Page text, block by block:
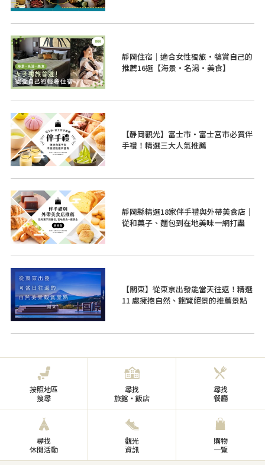
靜岡住宿｜適合女性獨旅・犒賞自己的
推薦16選【海景・名湯・美食】
【靜岡觀光】富士市・富士宮市必買伴
手禮！精選三大人氣推薦
靜岡縣精選18家伴手禮與外帶美食店｜
從和菓子、麵包到在地美味一網打盡
【關東】從東京出發能當天往返！精選
11 處擁抱自然、飽覽絕景的推薦景點
按照地區
搜尋
尋找
旅館・飯店
尋找
餐廳
尋找
休閒活動
觀光
資訊
購物
一覽